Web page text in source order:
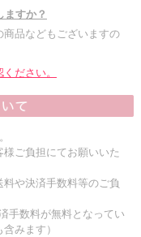
ますか？
品などもございますの
ださい。
ご負担にてお願いいた
や決済手数料等のご負
手数料が無料となってい
みます）